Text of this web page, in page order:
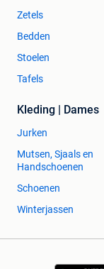
Zetels
Bedden
Stoelen
Tafels
Kleding | Dames
Jurken
Mutsen, Sjaals en
Handschoenen
Schoenen
Winterjassen